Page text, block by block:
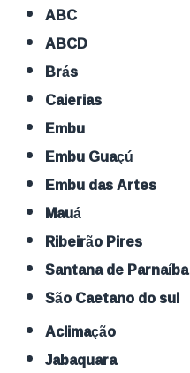
ABC
ABCD
Brás
Caierias
Embu
Embu Guaçú
Embu das Artes
Mauá
Ribeirão Pires
Santana de Parnaíba
São Caetano do sul
Aclimação
Jabaquara